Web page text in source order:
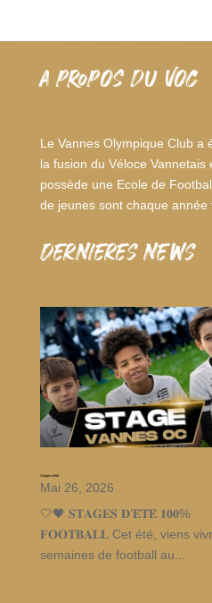
A PROPOS DU VOC
Le Vannes Olympique Club a
la fusion du Véloce Vannetais
possède une Ecole de
de jeunes sont chaque année
dernieres news
Stages d’été
Mai 26, 2026
🤍🖤 𝐒𝐓𝐀𝐆𝐄𝐒 𝐃’𝐄́𝐓𝐄́ 𝟏𝟎𝟎%
𝐅𝐎𝐎𝐓𝐁𝐀𝐋𝐋 Cet été, viens
semaines de football au...